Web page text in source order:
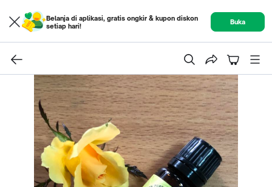
Belanja di aplikasi, gratis ongkir & kupon diskon
setiap hari!
Buka